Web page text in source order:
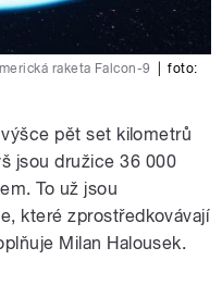
raketa Falcon-9
foto:
pět set kilometrů
jsou družice 36 000
To už jsou
které zprostředkovávají
Milan Halousek.